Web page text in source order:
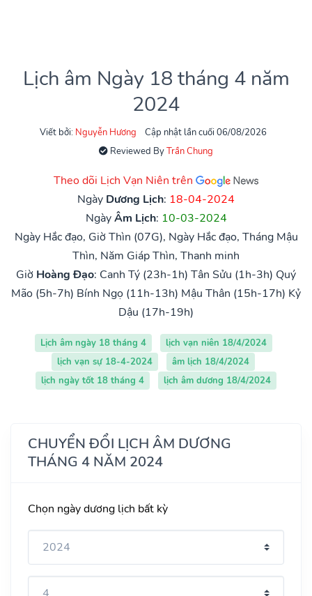
Lịch âm Ngày 18 tháng 4 năm
2024
Viết bởi: Nguyễn Hương
Cập nhật lần cuối 06/08/2026
Reviewed ByTrần Chung
Theo dõi Lịch Vạn Niên trên
Ngày Dương Lịch: 18-04-2024
NgàyÂm Lịch: 10-03-2024
Ngày Hắc đạo, Giờ Thìn (07G), Ngày Hắc đạo, Tháng Mậu
Thìn, Năm Giáp Thìn, Thanh minh
Giờ Hoàng Đạo: Canh Tý (23h-1h) Tân Sửu (1h-3h) Quý
Mão (5h-7h) Bính Ngọ (11h-13h) Mậu Thân (15h-17h) Kỷ
Dậu (17h-19h)
Lịch âm ngày 18 tháng 4
lịch vạn niên 18/4/2024
lịch vạn sự 18-4-2024
âm lịch 18/4/2024
lịch ngày tốt 18 tháng 4
lịch âm dương 18/4/2024
CHUYỂN ĐỔI LỊCH ÂM DƯƠNG
THÁNG 4 NĂM 2024
Chọn ngày dương lịch bất kỳ